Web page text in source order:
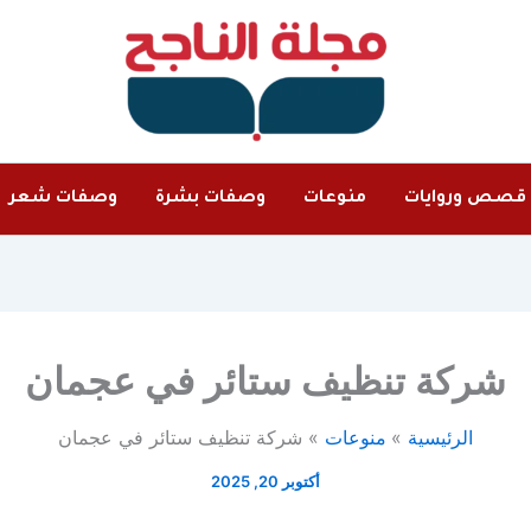
قصص وروايات منوعات وصفات بشرة وصفات شعر
شركة تنظيف ستائر في عجمان
الرئيسية منوعات شركة تنظيف ستائر في عجمان
أكتوبر 20, 2025